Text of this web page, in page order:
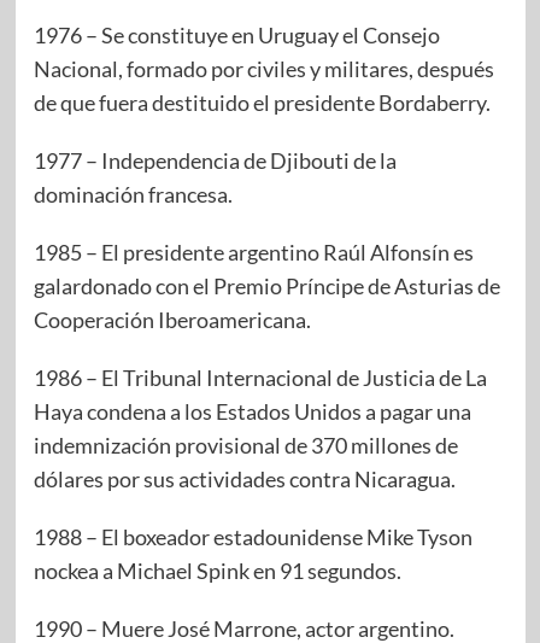
1976 – Se constituye en Uruguay el Consejo
Nacional, formado por civiles y militares, después
de que fuera destituido el presidente Bordaberry.
1977 – Independencia de Djibouti de la
dominación francesa.
1985 – El presidente argentino Raúl Alfonsín es
galardonado con el Premio Príncipe de Asturias de
Cooperación Iberoamericana.
1986 – El Tribunal Internacional de Justicia de La
Haya condena a los Estados Unidos a pagar una
indemnización provisional de 370 millones de
dólares por sus actividades contra Nicaragua.
1988 – El boxeador estadounidense Mike Tyson
nockea a Michael Spink en 91 segundos.
1990 – Muere José Marrone, actor argentino.